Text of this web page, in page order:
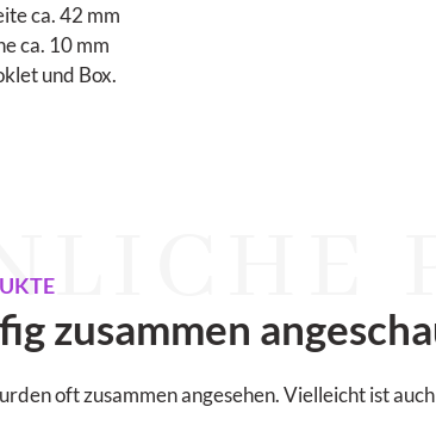
ca. 42 mm
ca. 10 mm
und Box.
zusammen
oft zusammen angesehen. Vielleicht ist